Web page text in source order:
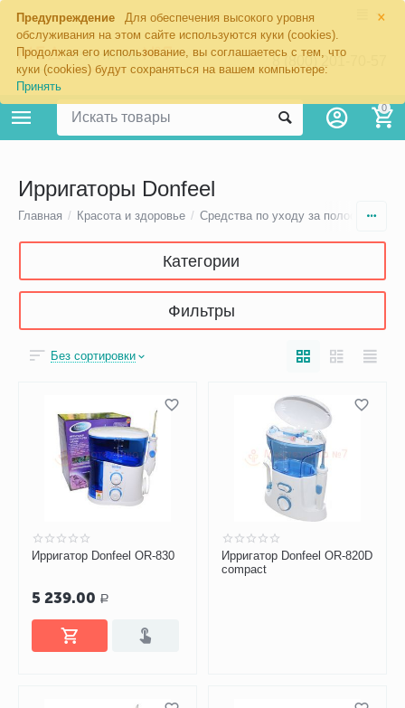
×
Предупреждение
Для обеспечения высокого уровня
обслуживания на этом сайте используются куки (cookies).
Продолжая его использование, вы соглашаетесь с тем, что
куки (cookies) будут сохраняться на вашем компьютере:
Принять
8 (800) 201-70-57
0
Ирригаторы Donfeel
Главная / Красота и здоровье / Средства по уходу за полостью рта
Категории
Фильтры
Без сортировки
Ирригатор Donfeel OR-830
5 239.00 Р
Ирригатор Donfeel OR-820D
compact